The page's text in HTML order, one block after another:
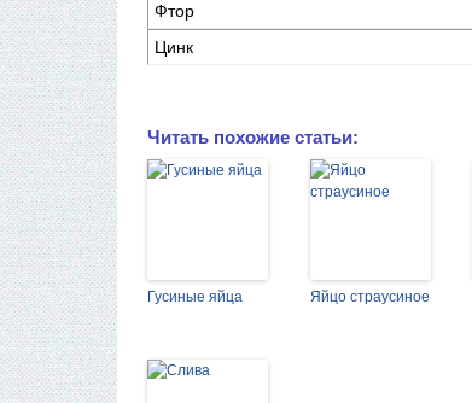
Фтор
Цинк
Читать похожие статьи:
Гусиные яйца Яйцо страусиное